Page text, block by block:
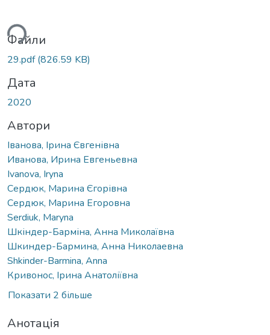
Файли
29.pdf(826.59 KB)
Дата
2020
Автори
Іванова, Ірина Євгенівна
Иванова, Ирина Евгеньевна
Ivanova, Iryna
Сердюк, Марина Єгорівна
Сердюк, Марина Егоровна
Serdiuk, Maryna
Шкіндер-Барміна, Анна Миколаївна
Шкиндер-Бармина, Анна Николаевна
Shkinder-Barmina, Anna
Кривонос, Ірина Анатоліївна
Показати 2 більше
Анотація